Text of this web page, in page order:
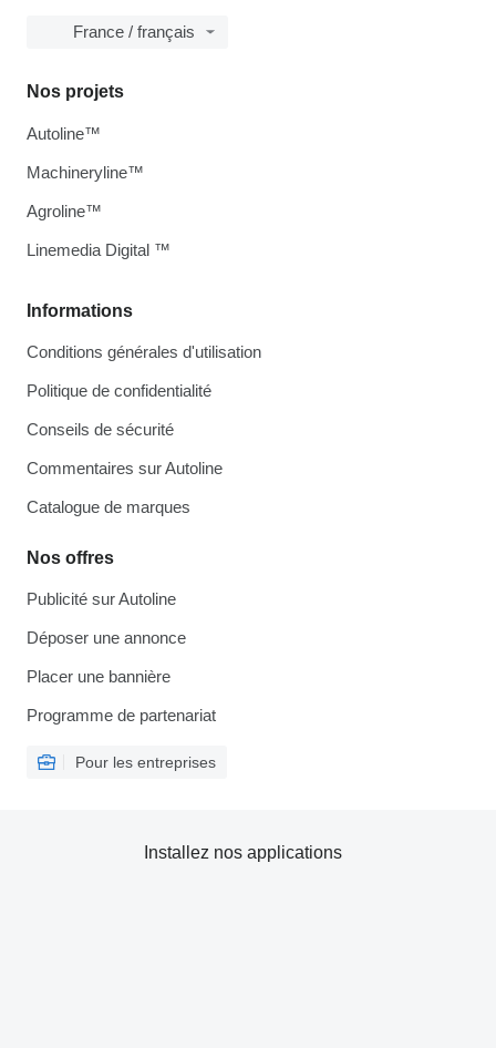
France / français
Informations
Conditions générales d'utilisation
Politique de confidentialité
Conseils de sécurité
Commentaires sur Autoline
Catalogue de marques
Nos offres
Publicité sur Autoline
Déposer une annonce
Placer une bannière
Programme de partenariat
Pour les entreprises
Nos projets
Autoline™
Machineryline™
Agroline™
Linemedia Digital ™
Installez nos applications